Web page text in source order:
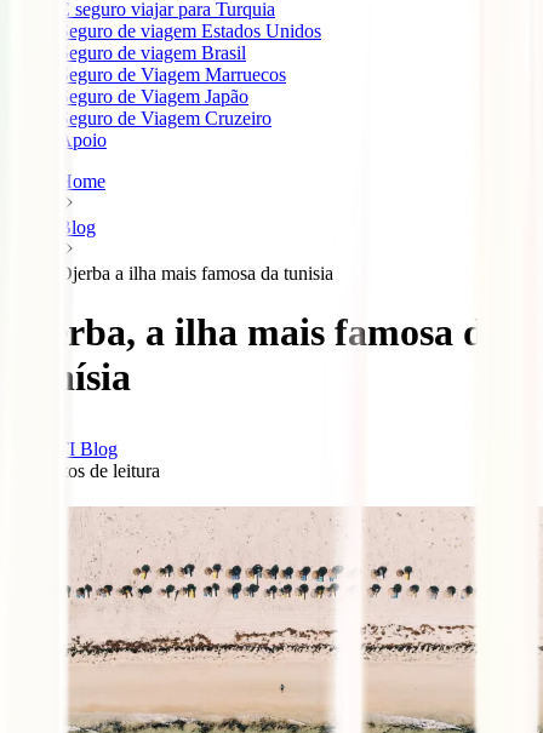
É seguro viajar para Turquia
Seguro de viagem Estados Unidos
Seguro de viagem Brasil
Seguro de Viagem Marruecos
Seguro de Viagem Japão
Seguro de Viagem Cruzeiro
Apoio
Home
Blog
Djerba a ilha mais famosa da tunisia
Djerba, a ilha mais famosa da
Tunísia
IATI Blog
minutos de leitura